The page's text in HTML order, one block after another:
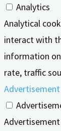
Analytics
Analytical
interact with
information
rate, traffic
Advertisement